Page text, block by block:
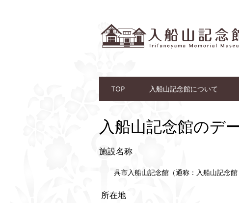
Main menu
TOP 入船山記念館について
入船山記念館のデ
施設名称
呉市入船山記念館（通称：入船山記念
所在地